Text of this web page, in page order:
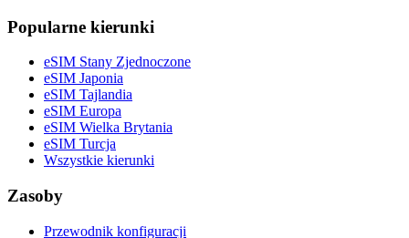
Popularne kierunki
eSIM Stany Zjednoczone
eSIM Japonia
eSIM Tajlandia
eSIM Europa
eSIM Wielka Brytania
eSIM Turcja
Wszystkie kierunki
Zasoby
Przewodnik konfiguracji